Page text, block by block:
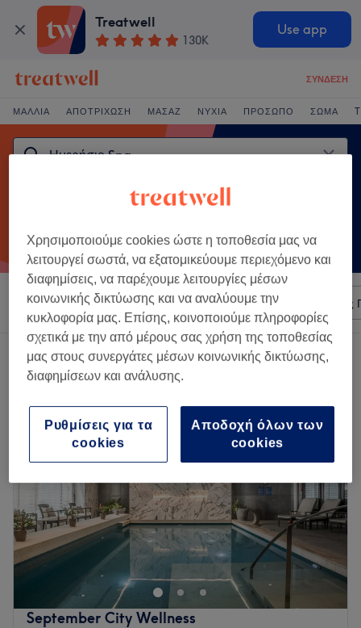
Treatwell
130K
Use app
ΣΎΝΔΕΣΗ
ΜΑΛΛΙΆ ΑΠΟΤΡΊΧΩΣΗ ΜΑΣΆΖ ΝΎΧΙΑ ΠΡΌΣΩΠΟ ΣΏΜΑ
Ταξινόμηση κατά Οποιαδήποτε τιμή Σαλόνια
Ένα κατάστημα που προσφέρει:
ημερήσιο spa κοντά Πυλαία, Περιφερειακή Ενότητα Θεσσαλονίκης
September City Wellness
Χρησιμοποιούμε cookies ώστε η τοποθεσία μας να
λειτουργεί σωστά, να εξατομικεύουμε περιεχόμενο και
διαφημίσεις, να παρέχουμε λειτουργίες μέσων
κοινωνικής δικτύωσης και να αναλύουμε την
κυκλοφορία μας. Επίσης, κοινοποιούμε πληροφορίες
σχετικά με την από μέρους σας χρήση της τοποθεσίας
μας στους συνεργάτες μέσων κοινωνικής δικτύωσης,
διαφημίσεων και ανάλυσης.
Αποδοχή όλων των
cookies
Ρυθμίσεις για τα
cookies